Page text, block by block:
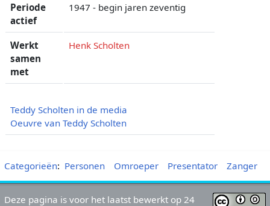
Periode
actief
1947 - begin jaren zeventig
Werkt
samen
met
Henk Scholten
Teddy Scholten in de media
Oeuvre van Teddy Scholten
Categorieën: Personen Omroeper Presentator Zanger
Deze pagina is voor het laatst bewerkt op 24